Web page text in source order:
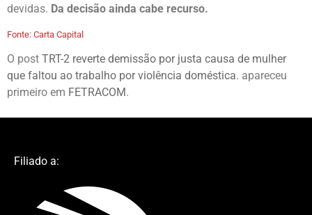
devidas. Da decisão ainda cabe recurso.
Fonte: Carta Capital
O post TRT-2 reverte demissão por justa causa de mulher
que faltou ao trabalho por violência doméstica. apareceu
primeiro em FETRACOM.
Filiado a: